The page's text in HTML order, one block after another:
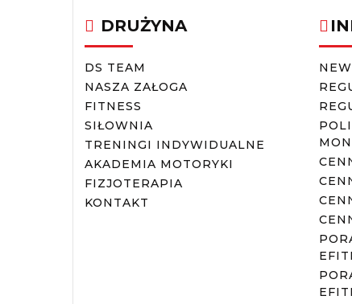
DRUŻYNA
DS TEAM
NASZA ZAŁOGA
FITNESS
SIŁOWNIA
TRENINGI INDYWIDUALNE
AKADEMIA MOTORYKI
FIZJOTERAPIA
KONTAKT